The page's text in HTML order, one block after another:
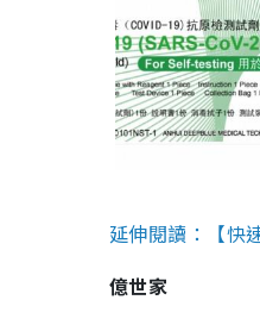
延伸閱讀：【快
億世家